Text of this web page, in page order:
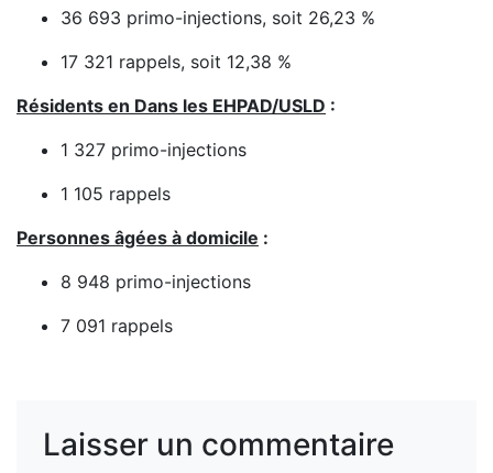
36 693 primo-injections, soit 26,23 %
17 321 rappels, soit 12,38 %
Résidents en Dans les EHPAD/USLD :
1 327 primo-injections
1 105 rappels
Personnes âgées à domicile :
8 948 primo-injections
7 091 rappels
Laisser un commentaire